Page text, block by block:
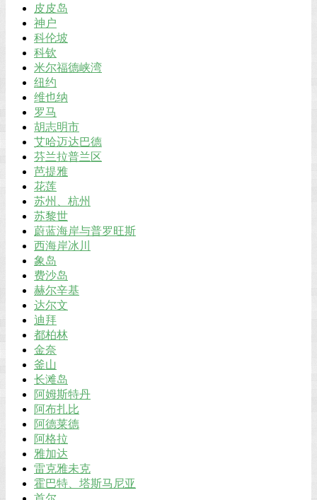
皮皮岛
神户
科伦坡
科钦
米尔福德峡湾
纽约
维也纳
罗马
胡志明市
艾哈迈达巴德
芬兰拉普兰区
芭提雅
花莲
苏州、杭州
苏黎世
蔚蓝海岸与普罗旺斯
西海岸冰川
象岛
费沙岛
赫尔辛基
达尔文
迪拜
都柏林
金奈
釜山
长滩岛
阿姆斯特丹
阿布扎比
阿德莱德
阿格拉
雅加达
雷克雅未克
霍巴特、塔斯马尼亚